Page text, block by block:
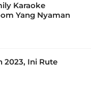
Karaoke
Yang Nyaman
2023, Ini Rute